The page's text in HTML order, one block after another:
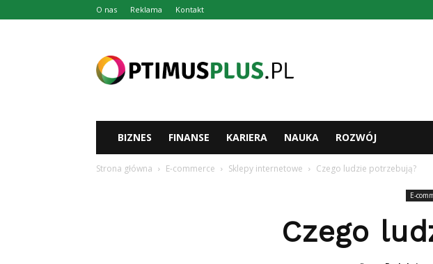
O nas Reklama Kontakt
BIZNES FINANSE KARIERA NAUKA ROZWÓJ
Strona główna E-commerce Sklepy internetowe Czego ludzie potrzebują?
E-
Czego